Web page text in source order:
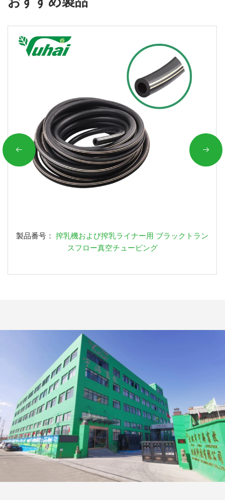
製品番号： 搾乳機および搾乳ライナー用 ブラックトラン
スフロー真空チュービング